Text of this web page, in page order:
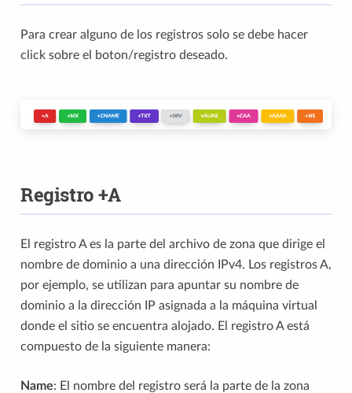
Para crear alguno de los registros solo se debe hacer
click sobre el boton/registro deseado.
Registro +A
El registro A es la parte del archivo de zona que dirige el
nombre de dominio a una dirección IPv4. Los registros A,
por ejemplo, se utilizan para apuntar su nombre de
dominio a la dirección IP asignada a la máquina virtual
donde el sitio se encuentra alojado. El registro A está
compuesto de la siguiente manera:
Name: El nombre del registro será la parte de la zona